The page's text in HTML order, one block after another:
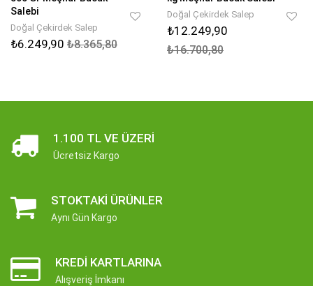
Salebi
Doğal Çekirdek Salep
₺6.249,90 ₺8.365,80
Doğal Çekirdek Salep
₺12.249,90
₺16.700,80
1.100 TL VE ÜZERI
Ücretsiz Kargo
STOKTAKI ÜRÜNLER
Aynı Gün Kargo
KREDI KARTLARINA
Alışveriş İmkanı